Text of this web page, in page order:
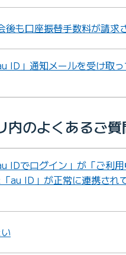
後も口座振替手数料が請求
ID」通知メールを受け取
内のよくあるご質
IDでログイン」が「ご利
au ID」が正常に連携され